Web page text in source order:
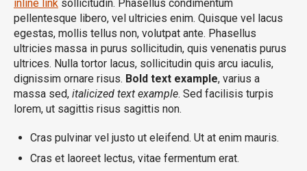
inline link sollicitudin. Phasellus condimentum
pellentesque libero, vel ultricies enim. Quisque vel lacus
egestas, mollis tellus non, volutpat ante. Phasellus
ultricies massa in purus sollicitudin, quis venenatis purus
ultrices. Nulla tortor lacus, sollicitudin quis arcu iaculis,
dignissim ornare risus. Bold text example, varius a
massa sed, italicized text example. Sed facilisis turpis
lorem, ut sagittis risus sagittis non.
Cras pulvinar vel justo ut eleifend. Ut at enim mauris.
Cras et laoreet lectus, vitae fermentum erat.